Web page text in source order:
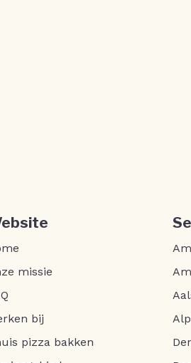
missie
bij
pizza bakken